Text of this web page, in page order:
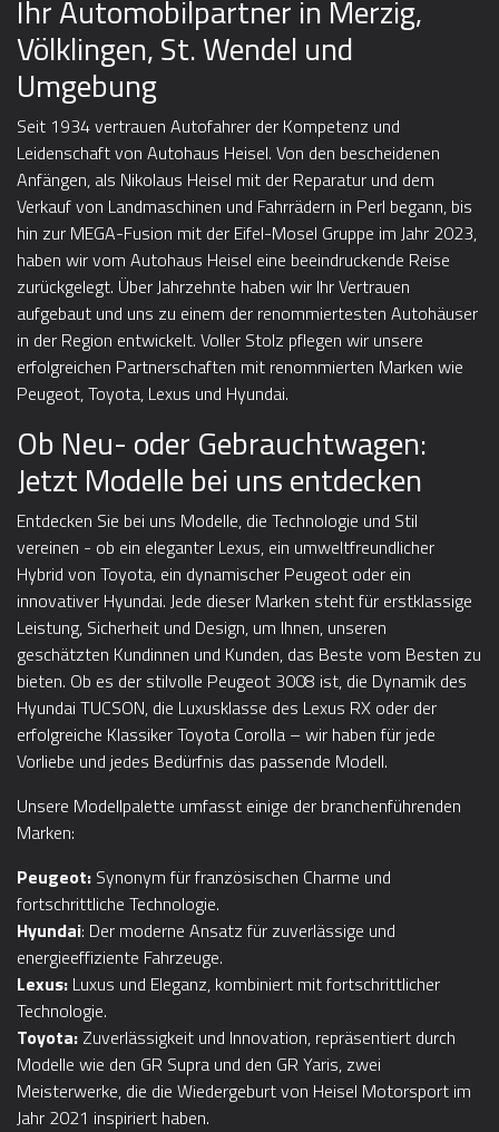
Ihr Automobilpartner in Merzig,
Völklingen, St. Wendel und
Umgebung
Seit 1934 vertrauen Autofahrer der Kompetenz und
Leidenschaft von Autohaus Heisel. Von den bescheidenen
Anfängen, als Nikolaus Heisel mit der Reparatur und dem
Verkauf von Landmaschinen und Fahrrädern in Perl begann, bis
hin zur MEGA-Fusion mit der Eifel-Mosel Gruppe im Jahr 2023,
haben wir vom Autohaus Heisel eine beeindruckende Reise
zurückgelegt. Über Jahrzehnte haben wir Ihr Vertrauen
aufgebaut und uns zu einem der renommiertesten Autohäuser
in der Region entwickelt. Voller Stolz pflegen wir unsere
erfolgreichen Partnerschaften mit renommierten Marken wie
Peugeot, Toyota, Lexus und Hyundai.
Ob Neu- oder Gebrauchtwagen:
Jetzt Modelle bei uns entdecken
Entdecken Sie bei uns Modelle, die Technologie und Stil
vereinen - ob ein eleganter Lexus, ein umweltfreundlicher
Hybrid von Toyota, ein dynamischer Peugeot oder ein
innovativer Hyundai. Jede dieser Marken steht für erstklassige
Leistung, Sicherheit und Design, um Ihnen, unseren
geschätzten Kundinnen und Kunden, das Beste vom Besten zu
bieten. Ob es der stilvolle Peugeot 3008 ist, die Dynamik des
Hyundai TUCSON, die Luxusklasse des Lexus RX oder der
erfolgreiche Klassiker Toyota Corolla – wir haben für jede
Vorliebe und jedes Bedürfnis das passende Modell.
Unsere Modellpalette umfasst einige der branchenführenden
Marken:
Peugeot: Synonym für französischen Charme und
fortschrittliche Technologie.
Hyundai: Der moderne Ansatz für zuverlässige und
energieeffiziente Fahrzeuge.
Lexus: Luxus und Eleganz, kombiniert mit fortschrittlicher
Technologie.
Toyota: Zuverlässigkeit und Innovation, repräsentiert durch
Modelle wie den GR Supra und den GR Yaris, zwei
Meisterwerke, die die Wiedergeburt von Heisel Motorsport im
Jahr 2021 inspiriert haben.